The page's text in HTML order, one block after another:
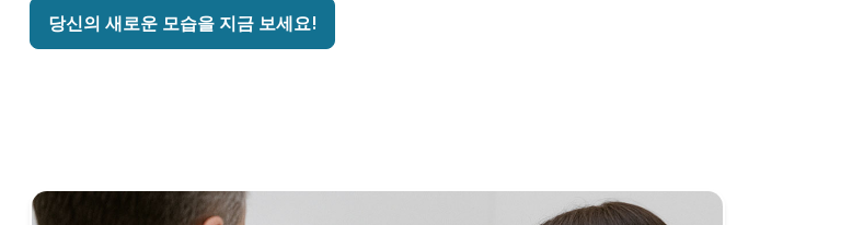
당신의 새로운 모습을 지금 보세요!